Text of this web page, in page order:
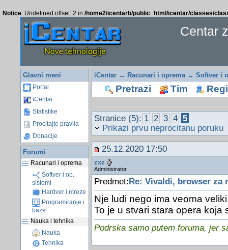
Notice: Undefined offset: 2 in /home2/icentarb/public_html/icentar/classes/
Centar
Glavni meni
Portal
iCentar
Statistike
Procitajte pravila
Donacije
Forumi
Racunari i oprema
Softver i op.
sistemi
Hardver i mreze
Programiranje i
baze
Nauka i tehnika
Nauka
Tehnika
iCentar→ Racunari i oprema→ Softver i
Pretrazi Tim
Stranice (5): 1 2 3 4 5
Prikazi prvu neprocitanu poruku
25.12.2020 17:50
zxz
Administrator
Predmet: Re: Vivaldi, browser za
Nje ludi nego ima veoma
To je u stvari stara opera
Podrska samo putem foruma, jer